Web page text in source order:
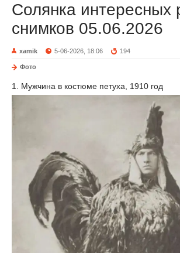
Солянка интересных
снимков 05.06.2026
xamik 5-06-2026, 18:06 194
Фото
1. Мужчина в костюме петуха, 1910 год